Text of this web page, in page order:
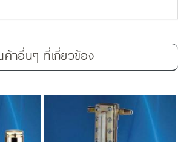
ค้าอื่นๆ ที่เกี่ยวข้อง